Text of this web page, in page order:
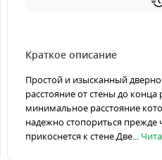
Краткое описание
Простой и изысканный
расстояние от стены до
минимальное расстояние
надежно стопориться прежде
прикоснется к стене.Две...